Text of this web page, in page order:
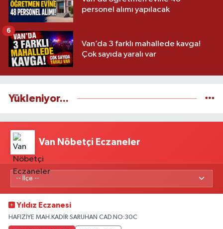
personel alımı yapılacak
Van’da 3 farklı mahallede kavga!
Çok sayıda yaralı var
6
Yükleniyor...
Van Nöbetçi Eczaneler
Yıldız Eczanesi
HAFIZİYE MAH.KADİR SARUHAN CAD.NO:30C